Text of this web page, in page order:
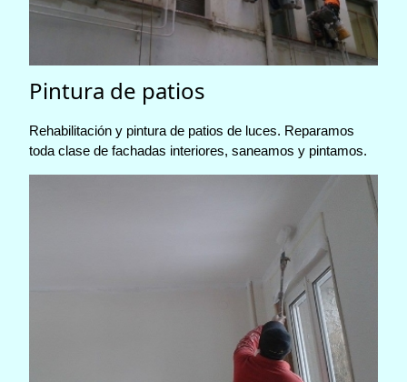
Pintura de patios
Rehabilitación y pintura de patios de luces. Reparamos
toda clase de fachadas interiores, saneamos y pintamos.